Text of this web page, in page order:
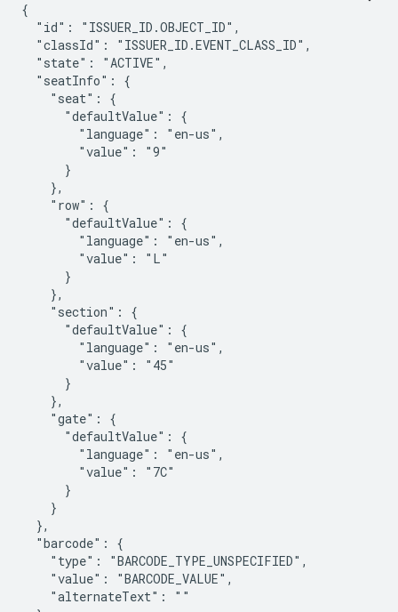
{
  "id": "ISSUER_ID.OBJECT_ID",
  "classId": "ISSUER_ID.EVENT_CLASS_ID",
  "state": "ACTIVE",
  "seatInfo": {
    "seat": {
      "defaultValue": {
        "language": "en-us",
        "value": "9"
      }
    },
    "row": {
      "defaultValue": {
        "language": "en-us",
        "value": "L"
      }
    },
    "section": {
      "defaultValue": {
        "language": "en-us",
        "value": "45"
      }
    },
    "gate": {
      "defaultValue": {
        "language": "en-us",
        "value": "7C"
      }
    }
  },
  "barcode": {
    "type": "BARCODE_TYPE_UNSPECIFIED",
    "value": "BARCODE_VALUE",
    "alternateText": ""